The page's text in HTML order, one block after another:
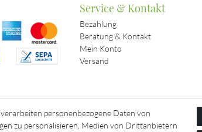
Service & Kontakt
Bezahlung
Beratung & Kontakt
Mein Konto
Versand
personenbezogene Daten von
zu personalisieren, Medien von Drittanbietern